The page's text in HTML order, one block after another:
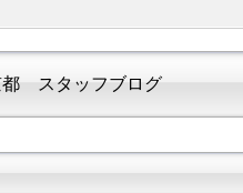
都 スタッフブログ